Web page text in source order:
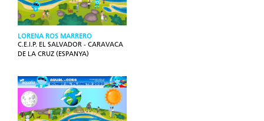
LORENA ROS MARRERO
C.E.I.P. EL SALVADOR - CARAVACA
DE LA CRUZ (ESPANYA)